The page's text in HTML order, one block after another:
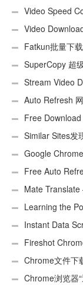
Video Speed
Video
Fatkun批量下
SuperCopy 超
Stream Video
Auto Refresh
Free
插件Similar Sites发
Google
Free Auto
Mate Translate
Learning the
Instant Data
Fireshot
页）Chrome文件下
Chrome浏览器